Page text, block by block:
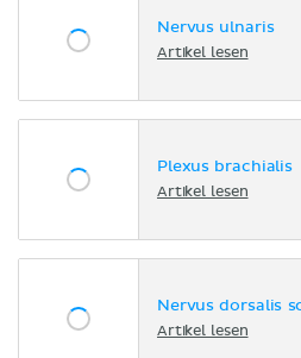
Nervus ulnaris
Artikel lesen
Plexus brachialis
Artikel lesen
Nervus dorsalis
Artikel lesen